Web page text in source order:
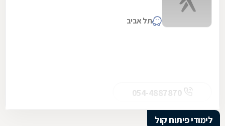
תל אביב
לימודי פיתוח קול